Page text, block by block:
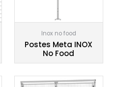
Inox no food
Postes Meta INOX
No Food